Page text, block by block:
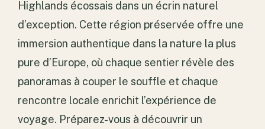
Highlands écossais dans un écrin naturel
d’exception. Cette région préservée offre une
immersion authentique dans la nature la plus
pure d’Europe, où chaque sentier révèle des
panoramas à couper le souffle et chaque
rencontre locale enrichit l’expérience de
voyage. Préparez-vous à découvrir un